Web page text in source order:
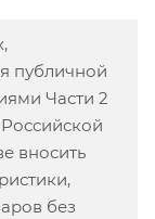
публичной
Части 2
вносить
без